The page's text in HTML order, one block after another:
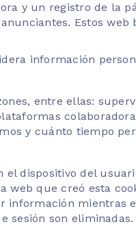
y un registro de la
Estos
información
entre ellas:
y cuánto tiempo
el dispositivo del
web que creó esta
información mientras
sesión son eliminadas.